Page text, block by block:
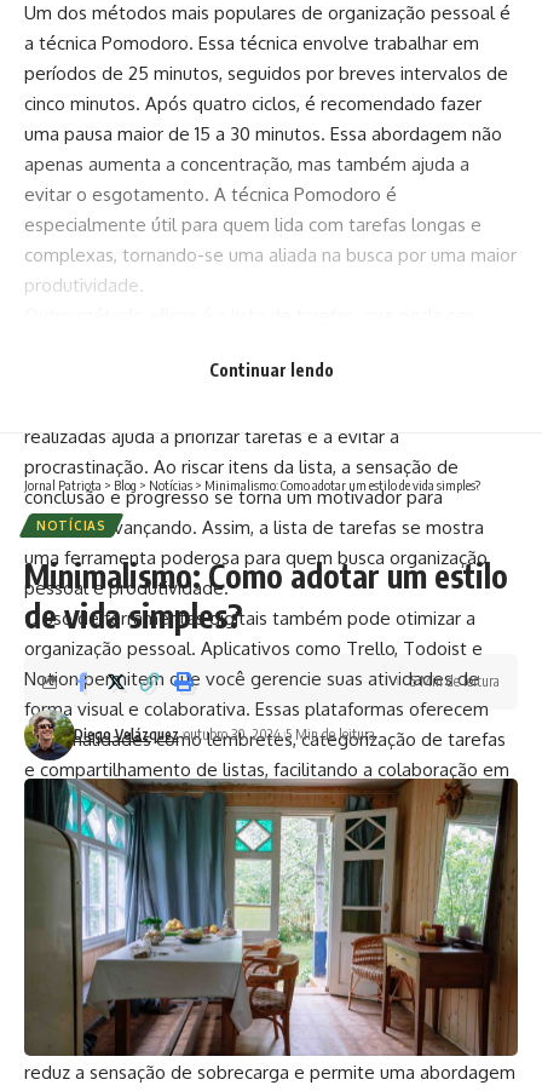
Um dos métodos mais populares de organização pessoal é
a técnica Pomodoro. Essa técnica envolve trabalhar em
períodos de 25 minutos, seguidos por breves intervalos de
cinco minutos. Após quatro ciclos, é recomendado fazer
uma pausa maior de 15 a 30 minutos. Essa abordagem não
apenas aumenta a concentração, mas também ajuda a
evitar o esgotamento. A técnica Pomodoro é
especialmente útil para quem lida com tarefas longas e
complexas, tornando-se uma aliada na busca por uma maior
produtividade.
diárias, semanais ou até mensais, dependendo de suas
realizadas ajuda a priorizar tarefas e a evitar a
procrastinação. Ao riscar itens da lista, a sensação de
conclusão e progresso se torna um motivador para
continuar avançando. Assim, a lista de tarefas se mostra
uma ferramenta poderosa para quem busca organização
pessoal e produtividade.
O uso de ferramentas digitais também pode otimizar a
organização pessoal. Aplicativos como Trello, Todoist e
Notion permitem que você gerencie suas atividades de
forma visual e colaborativa. Essas plataformas oferecem
funcionalidades como lembretes, categorização de tarefas
e compartilhamento de listas, facilitando a colaboração em
equipe. Ao integrar tecnologia no seu dia a dia, você pode
aumentar sua eficiência e manter o foco nas tarefas
prioritárias.
A técnica de planejamento semanal é outra estratégia
valiosa. Reservar um tempo no início da semana para definir
metas e organizar suas atividades ajuda a criar um
panorama claro do que precisa ser realizado. Ao fazer isso,
você pode identificar períodos mais produtivos e ajustar sua
agenda conforme necessário. Esse tipo de planejamento
reduz a sensação de sobrecarga e permite uma abordagem
Continuar lendo
Jornal Patriota > Blog > Notícias > Minimalismo: Como adotar um estilo de vida simples?
NOTÍCIAS
Minimalismo: Como adotar um estilo
de vida simples?
Diego Velázquez outubro 30, 2024 5 Min de leitura
5 Min de leitura